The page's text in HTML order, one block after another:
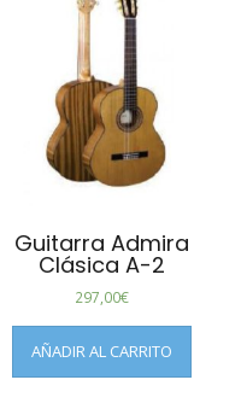
Guitarra Admira
Clásica A-2
297,00€
AÑADIR AL CARRITO